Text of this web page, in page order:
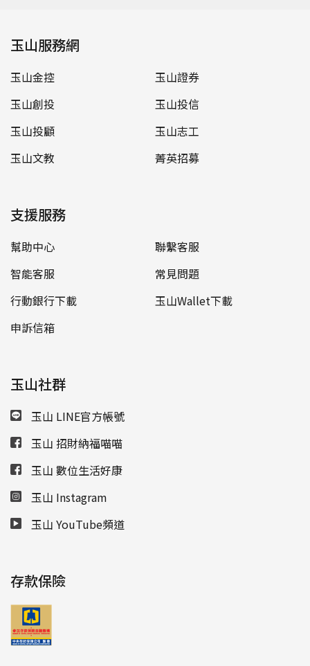
玉山服務網
玉山金控
玉山證券
玉山創投
玉山投信
玉山投顧
玉山志工
玉山文教
菁英招募
支援服務
幫助中心
聯繫客服
智能客服
常見問題
行動銀行下載
玉山Wallet下載
申訴信箱
玉山社群
玉山 LINE官方帳號
玉山 招財納福喵喵
玉山 數位生活好康
玉山 Instagram
玉山 YouTube頻道
存款保險